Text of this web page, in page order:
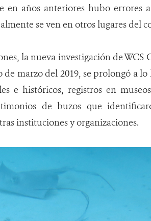
en años anteriores hubo errores
se ven en otros lugares del
la nueva investigación de
marzo del 2019, se prolongó a
e históricos, registros en
de buzos que
instituciones y organizaciones.